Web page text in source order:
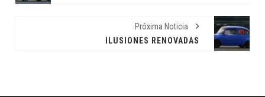
Próxima Noticia
ILUSIONES RENOVADAS